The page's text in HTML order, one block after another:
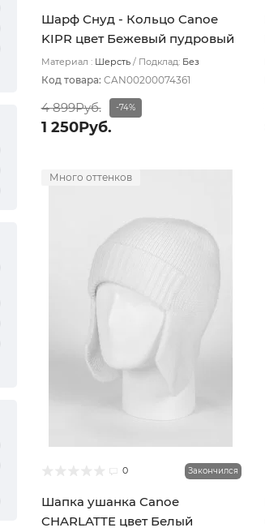
Шарф Снуд - Кольцо Canoe
KIPR цвет Бежевый пудровый
Материал : Шерсть Подклад: Без
Код товара: CAN00200074361
4 899Руб. -74%
1 250Руб.
Много оттенков
0 Закончился
Шапка ушанка Canoe
CHARLATTE цвет Белый